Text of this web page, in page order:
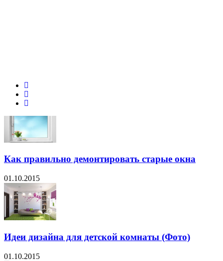
Как правильно демонтировать старые окна
01.10.2015
Идеи дизайна для детской комнаты (Фото)
01.10.2015